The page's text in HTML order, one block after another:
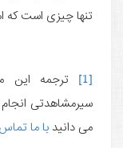
تنها چیزی است که
[1]
ترجمه این
سیرمشاهدتی
می دانیدبا ما